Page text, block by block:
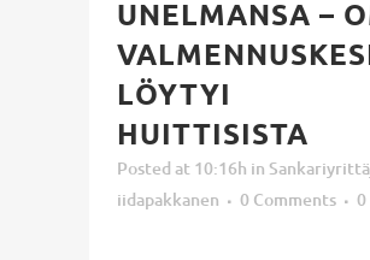
UNELMANSA –
LÖYTYI
HUITTISISTA
Posted at 10:16h in
iidapakkanen
0 Comments 0